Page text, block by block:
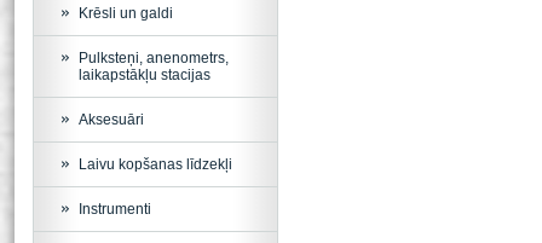
Krēsli un galdi
Pulksteņi, anenometrs,
laikapstākļu stacijas
Aksesuāri
Laivu kopšanas līdzekļi
Instrumenti